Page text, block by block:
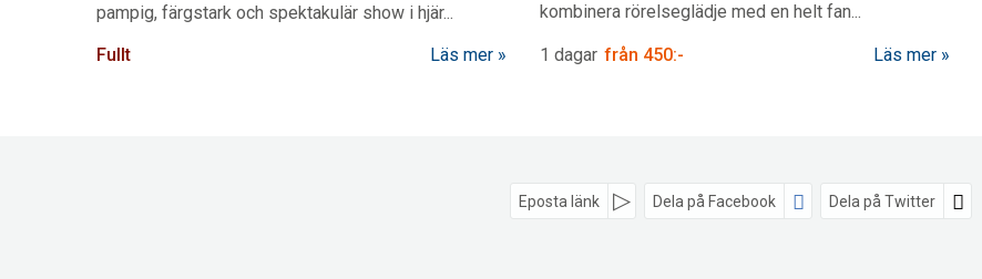
pampig, färgstark och spektakulär show i hjär...
Fullt Läs mer
kombinera rörelseglädje med en helt fan...
1 dagar från 450:- Läs mer
Eposta länk Dela på Facebook Dela på Twitter